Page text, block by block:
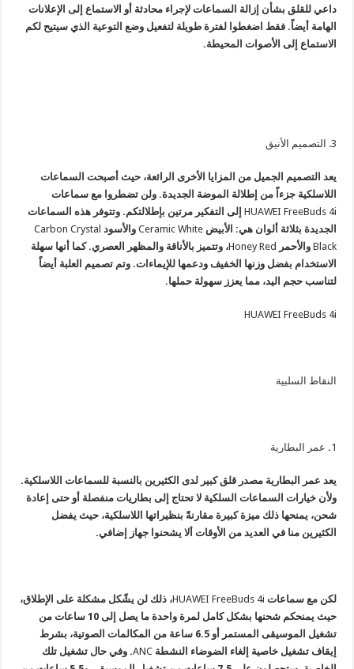
داعي للقلق بشأن إزالة السماعات لإجراء محادثة أو الاستماع إلى الإعلانات
الهامة أيضاً. فقط اضغطوا لفترة طويلة لتفعيل وضع التوعية الذي سيتيح لكم
الاستماع إلى الأصوات المحيطة.
3. التصميم الأنيق
يعد التصميم الجميل من المزايا الأخرى الرائعة، حيث أصبحت السماعات
اللاسلكية جزءاً من إطلالة الموضة الجديدة. ولن تضطروا مع سماعات
HUAWEI FreeBuds 4iإلى التفكير مرتين بإطلالتكم. وتتوفر هذه السماعات
الجديدة بثلاثة ألوان هي: الأبيض Ceramic Whiteوالأسود Carbon Crystal
Black والأحمر Honey Red، وتتميز بالأناقة والمظهر العصري. كما أنها سهلة
الاستخدام بفضل وزنها الخفيف ودعمها للإيماءات. وتم تصميم العلبة أيضاً
لتناسب حجم اليد، مما يعزز سهولة حملها.
HUAWEI FreeBuds 4i
النقاط السلبية
1
. عمر البطارية
يعد عمر البطارية مصدر قلق كبير لدى الكثيرين بالنسبة للسماعات اللاسلكية.
ولأن خيارات السماعات السلكية لا تحتاج إلى بطاريات منفصلة أو حتى إعادة
شحن، يمنحها ذلك ميزة كبيرة مقارنةً بنظيراتها اللاسلكية، حيث يفضل
الكثيرين منا في العديد من الأوقات ألا يشحنوا جهاز إضافي.
لكن مع سماعات HUAWEI FreeBuds 4i، ذلك لن يشّكل مشكلة على الإطلاق،
حيث يمنحكم شحنها بشكل كامل لمرة واحدة ما يصل إلى 10 ساعات من
تشغيل الموسيقى المستمر أو 6.5 ساعة من المكالمات الصوتية، بشرط
إيقاف تشغيل خاصية إلغاء الضوضاء النشطة ANC. وفي حال تشغيل تلك